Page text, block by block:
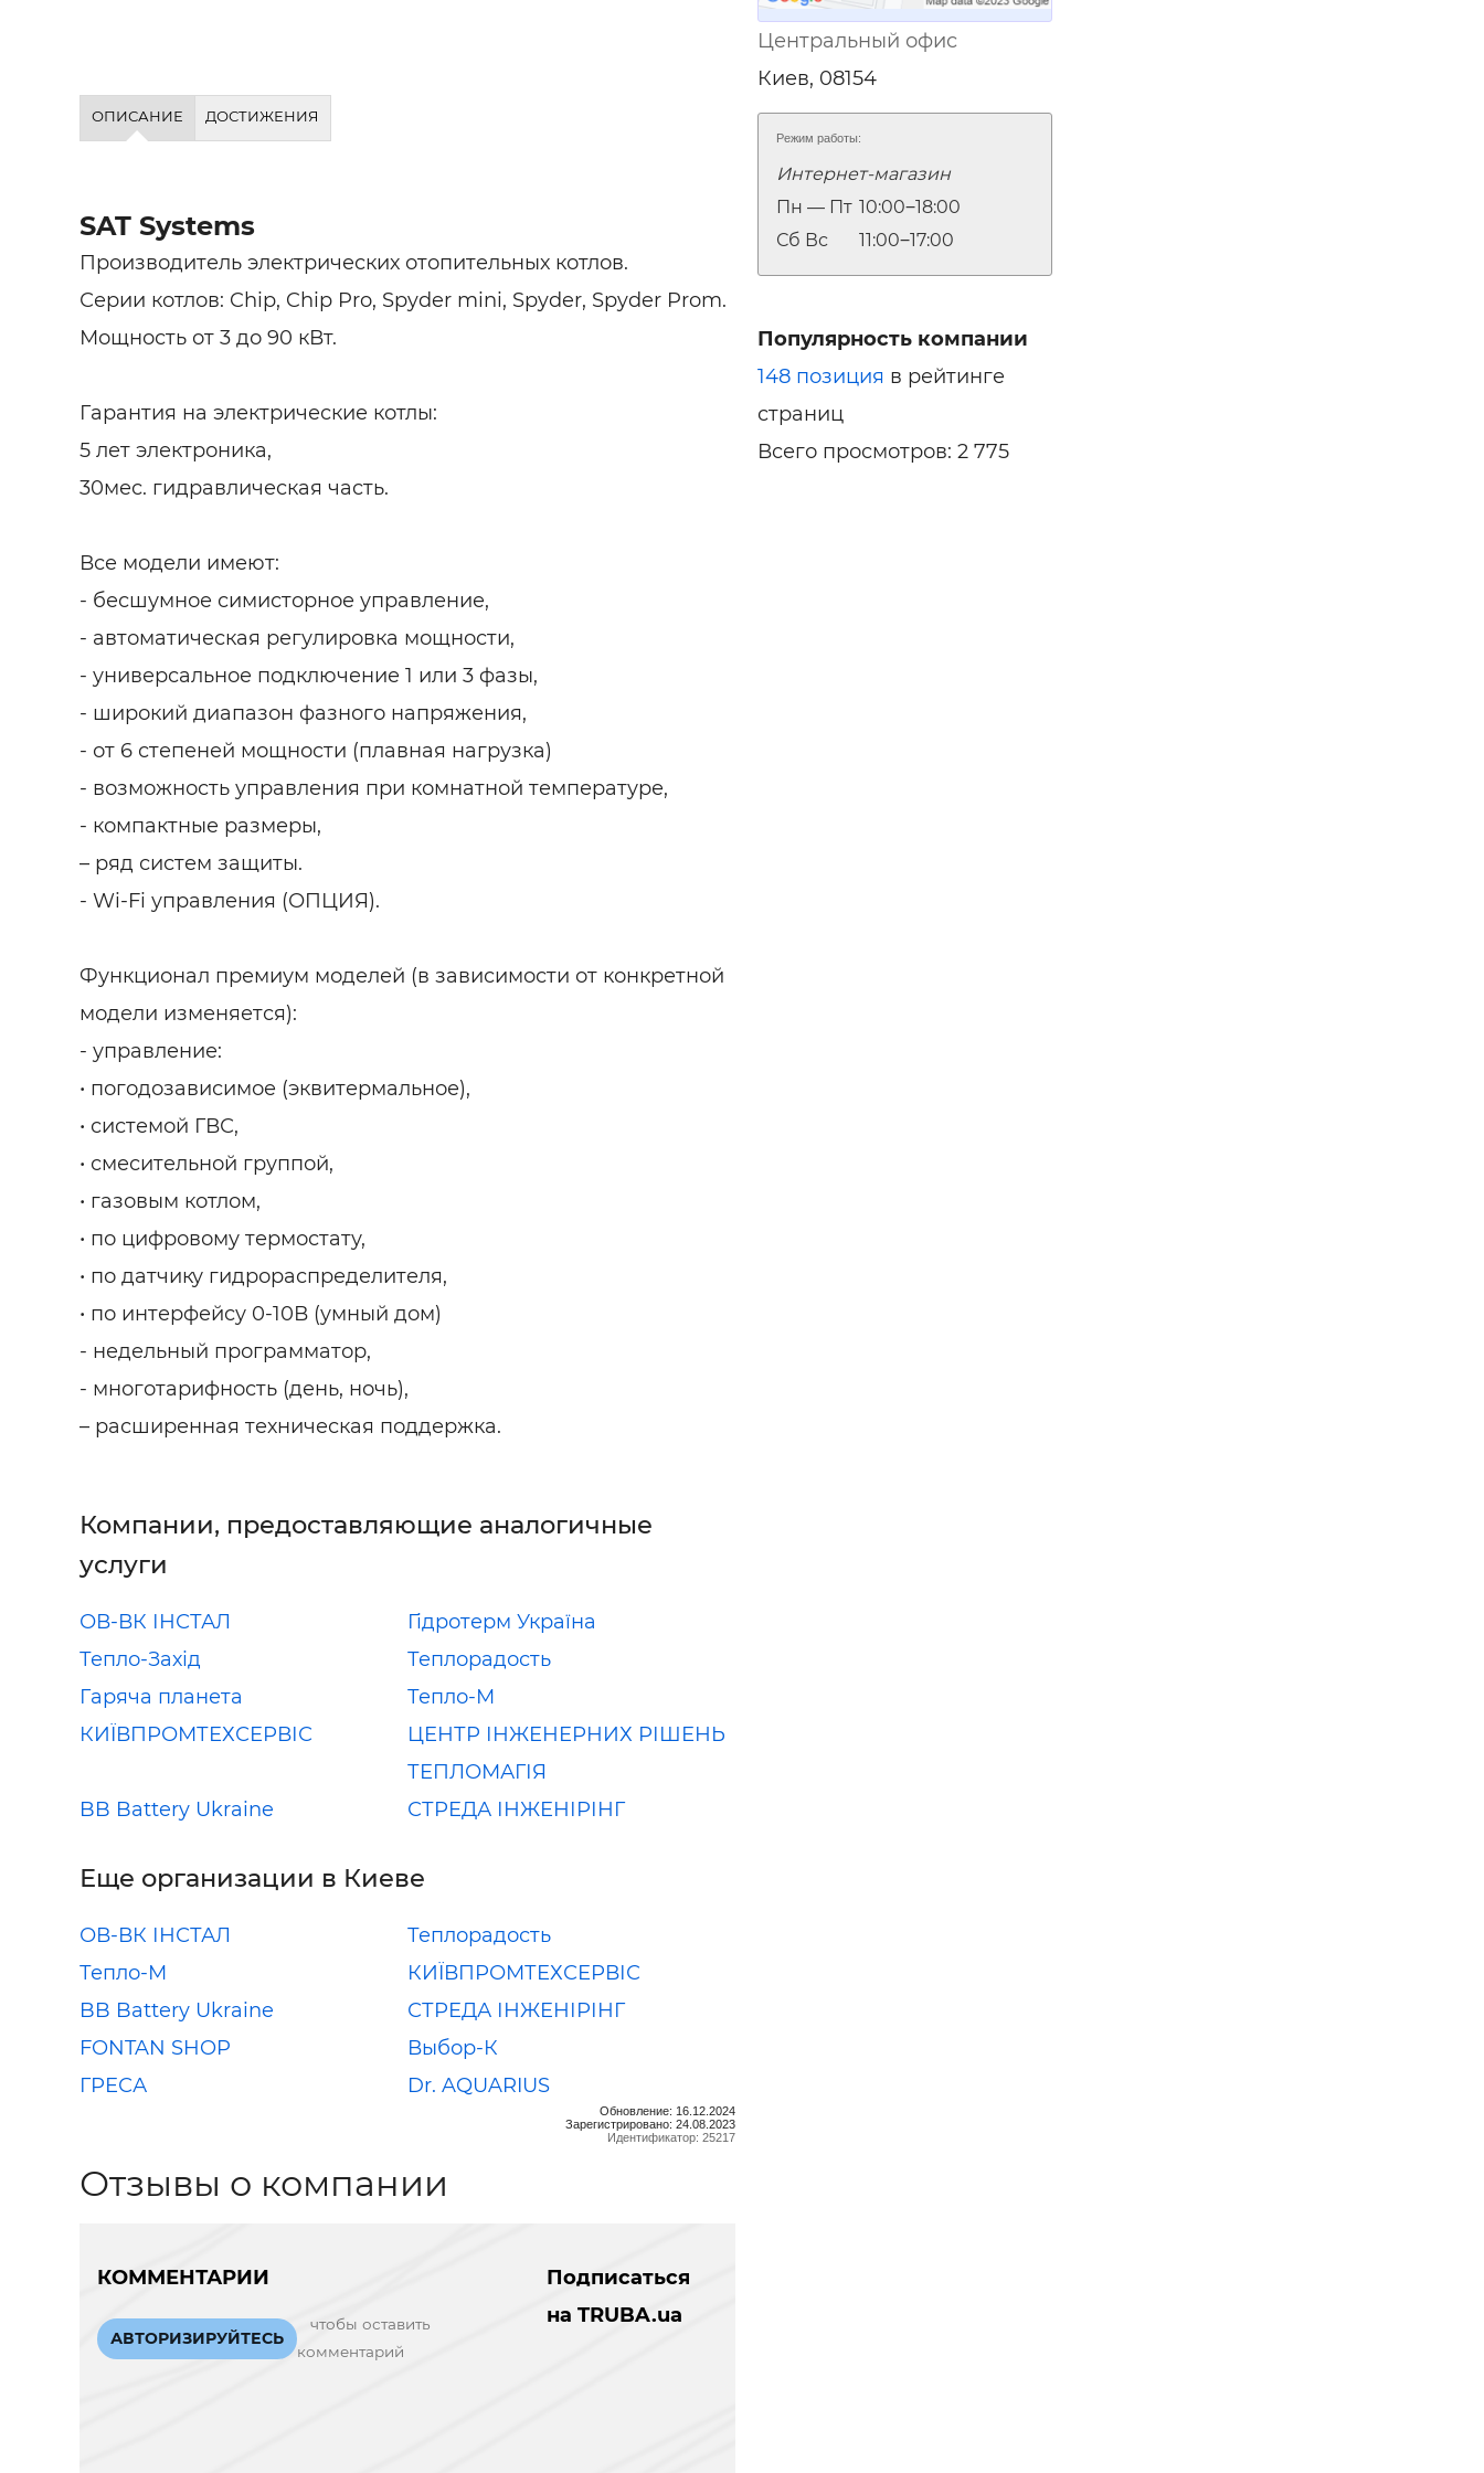
ОПИСАНИЕ ДОСТИЖЕНИЯ
SAT Systems
Производитель электрических отопительных котлов.
Серии котлов: Chip, Chip Pro, Spyder mini, Spyder, Spyder Prom.
Мощность от 3 до 90 кВт.
Гарантия на электрические котлы:
5 лет электроника,
30мес. гидравлическая часть.
Все модели имеют:
- бесшумное симисторное управление,
- автоматическая регулировка мощности,
- универсальное подключение 1 или 3 фазы,
- широкий диапазон фазного напряжения,
- от 6 степеней мощности (плавная нагрузка)
- возможность управления при комнатной температуре,
- компактные размеры,
– ряд систем защиты.
- Wi-Fi управления (ОПЦИЯ).
Функционал премиум моделей (в зависимости от конкретной
модели изменяется):
- управление:
• погодозависимое (эквитермальное),
• системой ГВС,
• смесительной группой,
• газовым котлом,
• по цифровому термостату,
• по датчику гидрораспределителя,
• по интерфейсу 0-10В (умный дом)
- недельный программатор,
- многотарифность (день, ночь),
– расширенная техническая поддержка.
Компании, предоставляющие аналогичные
услуги
ОВ-ВК ІНСТАЛ
Гідротерм Україна
Тепло-Захід
Теплорадость
Гаряча планета
Тепло-М
КИЇВПРОМТЕХСЕРВІС
ЦЕНТР ІНЖЕНЕРНИХ РІШЕНЬ
ТЕПЛОМАГІЯ
BB Battery Ukraine
СТРЕДА ІНЖЕНІРІНГ
Еще организации в Киеве
ОВ-ВК ІНСТАЛ
Теплорадость
Тепло-М
КИЇВПРОМТЕХСЕРВІС
BB Battery Ukraine
СТРЕДА ІНЖЕНІРІНГ
FONTAN SHOP
Выбор-К
ГРЕСА
Dr. AQUARIUS
Обновление: 16.12.2024
Зарегистрировано: 24.08.2023
Идентификатор: 25217
Отзывы о компании
КОММЕНТАРИИ
АВТОРИЗИРУЙТЕСЬ
чтобы оставить
комментарий
Подписаться
на TRUBA.ua
Центральный офис
Киев, 08154
Режим работы:
Интернет-магазин
Пн — Пт 10:00‒18:00
Сб Вс
11:00‒17:00
Популярность компании
148 позиция в рейтинге
страниц
Всего просмотров: 2 775